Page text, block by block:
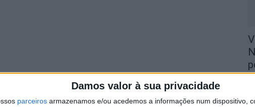
Damos valor à sua privacidade
parceiros armazenamos e/ou acedemos a informações num dispositivo,